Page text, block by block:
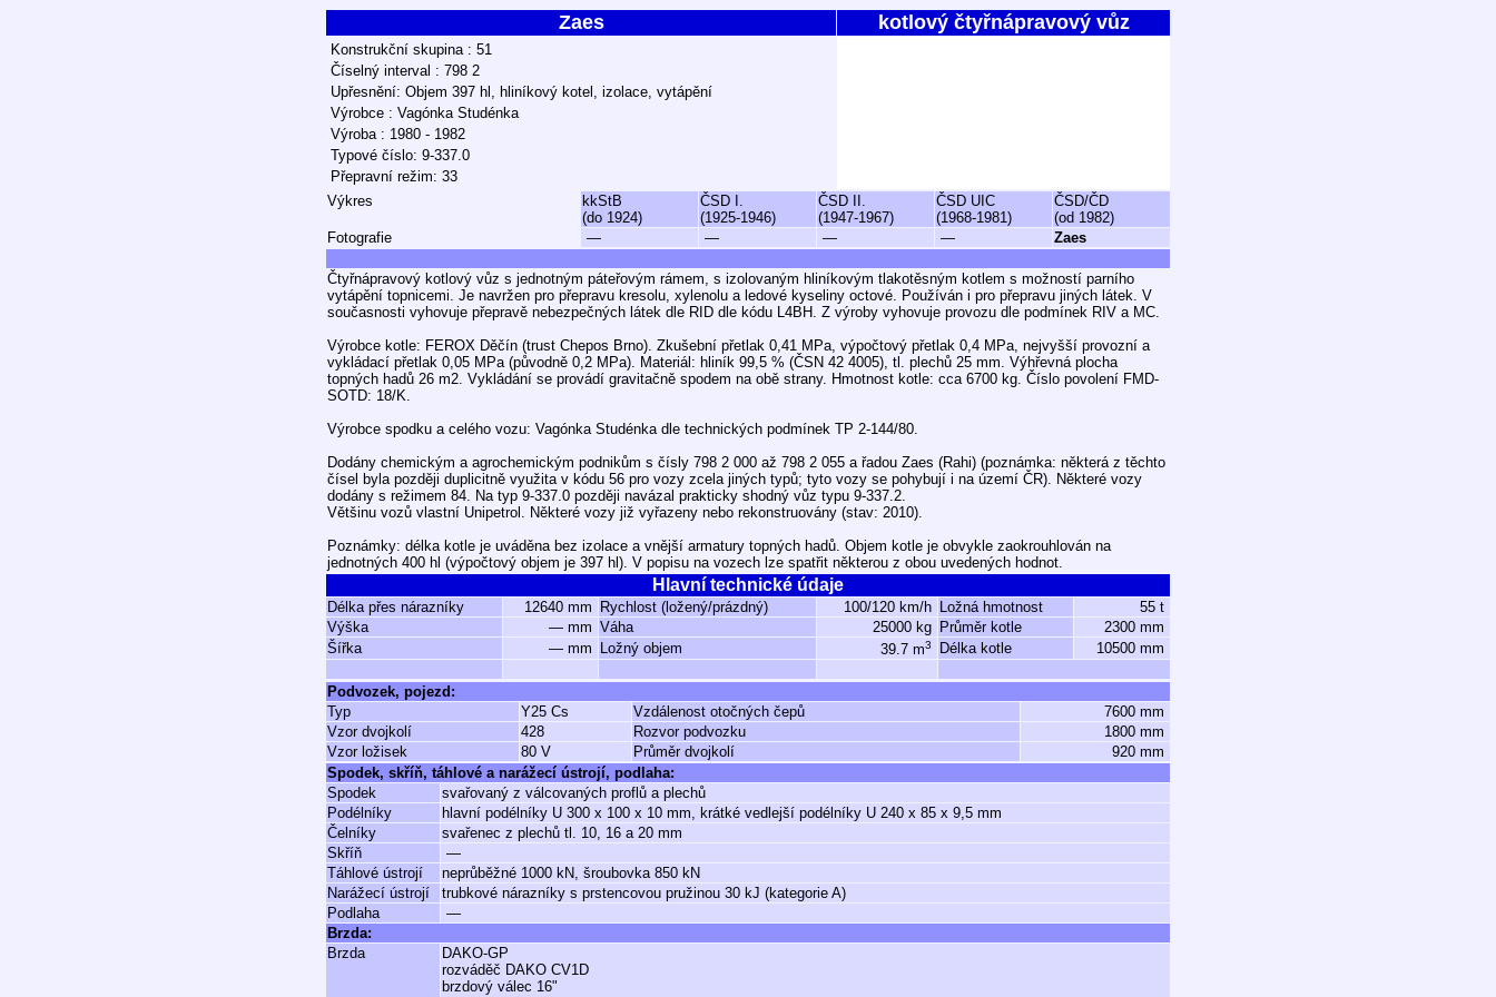
Zaes kotlový čtyřnápravový vůz
Konstrukční skupina : 51
Číselný interval : 798 2
Upřesnění: Objem 397 hl, hliníkový kotel, izolace, vytápění
Výrobce : Vagónka Studénka
Výroba : 1980 - 1982
Typové číslo: 9-337.0
Přepravní režim: 33
Výkres
kkStB
(do 1924)
ČSD I.
(1925-1946)
ČSD II.
(1947-1967)
ČSD UIC
(1968-1981)
ČSD/ČD
(od 1982)
Fotografie
— — — — Zaes
Čtyřnápravový kotlový vůz s jednotným páteřovým rámem, s izolovaným hliníkovým tlakotěsným kotlem s možností parního
vytápění topnicemi. Je navržen pro přepravu kresolu, xylenolu a ledové kyseliny octové. Používán i pro přepravu jiných látek. V
současnosti vyhovuje přepravě nebezpečných látek dle RID dle kódu L4BH. Z výroby vyhovuje provozu dle podmínek RIV a MC.
Výrobce kotle: FEROX Děčín (trust Chepos Brno). Zkušební přetlak 0,41 MPa, výpočtový přetlak 0,4 MPa, nejvyšší provozní a
vykládací přetlak 0,05 MPa (původně 0,2 MPa). Materiál: hliník 99,5 % (ČSN 42 4005), tl. plechů 25 mm. Výhřevná plocha
topných hadů 26 m2. Vykládání se provádí gravitačně spodem na obě strany. Hmotnost kotle: cca 6700 kg. Číslo povolení FMD-
SOTD: 18/K.
Výrobce spodku a celého vozu: Vagónka Studénka dle technických podmínek TP 2-144/80.
Dodány chemickým a agrochemickým podnikům s čísly 798 2 000 až 798 2 055 a řadou Zaes (Rahi) (poznámka: některá z těchto
čísel byla později duplicitně využita v kódu 56 pro vozy zcela jiných typů; tyto vozy se pohybují i na území ČR). Některé vozy
dodány s režimem 84. Na typ 9-337.0 později navázal prakticky shodný vůz typu 9-337.2.
Většinu vozů vlastní Unipetrol. Některé vozy již vyřazeny nebo rekonstruovány (stav: 2010).
Poznámky: délka kotle je uváděna bez izolace a vnější armatury topných hadů. Objem kotle je obvykle zaokrouhlován na
jednotných 400 hl (výpočtový objem je 397 hl). V popisu na vozech lze spatřit některou z obou uvedených hodnot.
Hlavní technické údaje
Délka přes nárazníky 12640 mm Rychlost (ložený/prázdný) 100/120 km/h Ložná hmotnost
55 t
Výška
— mm Váha 25000 kg Průměr kotle
2300 mm
Šířka
— mm Ložný objem 39.7 m3 Délka kotle 10500 mm
Podvozek, pojezd:
Typ
Y25 Cs Vzdálenost otočných čepů
7600 mm
Vzor dvojkolí
428 Rozvor podvozku
1800 mm
Vzor ložisek
80 V Průměr dvojkolí
920 mm
Spodek, skříň, táhlové a narážecí ústrojí, podlaha:
Spodek
svařovaný z válcovaných proflů a plechů
Podélníky
hlavní podélníky U 300 x 100 x 10 mm, krátké vedlejší podélníky U 240 x 85 x 9,5 mm
Čelníky
svařenec z plechů tl. 10, 16 a 20 mm
Skříň
—
Táhlové ústrojí
neprůběžné 1000 kN, šroubovka 850 kN
Narážecí ústrojí
trubkové nárazníky s prstencovou pružinou 30 kJ (kategorie A)
Podlaha
—
Brzda:
Brzda
DAKO-GP
rozváděč DAKO CV1D
brzdový válec 16"